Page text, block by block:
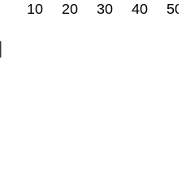
10 20 30 40 50